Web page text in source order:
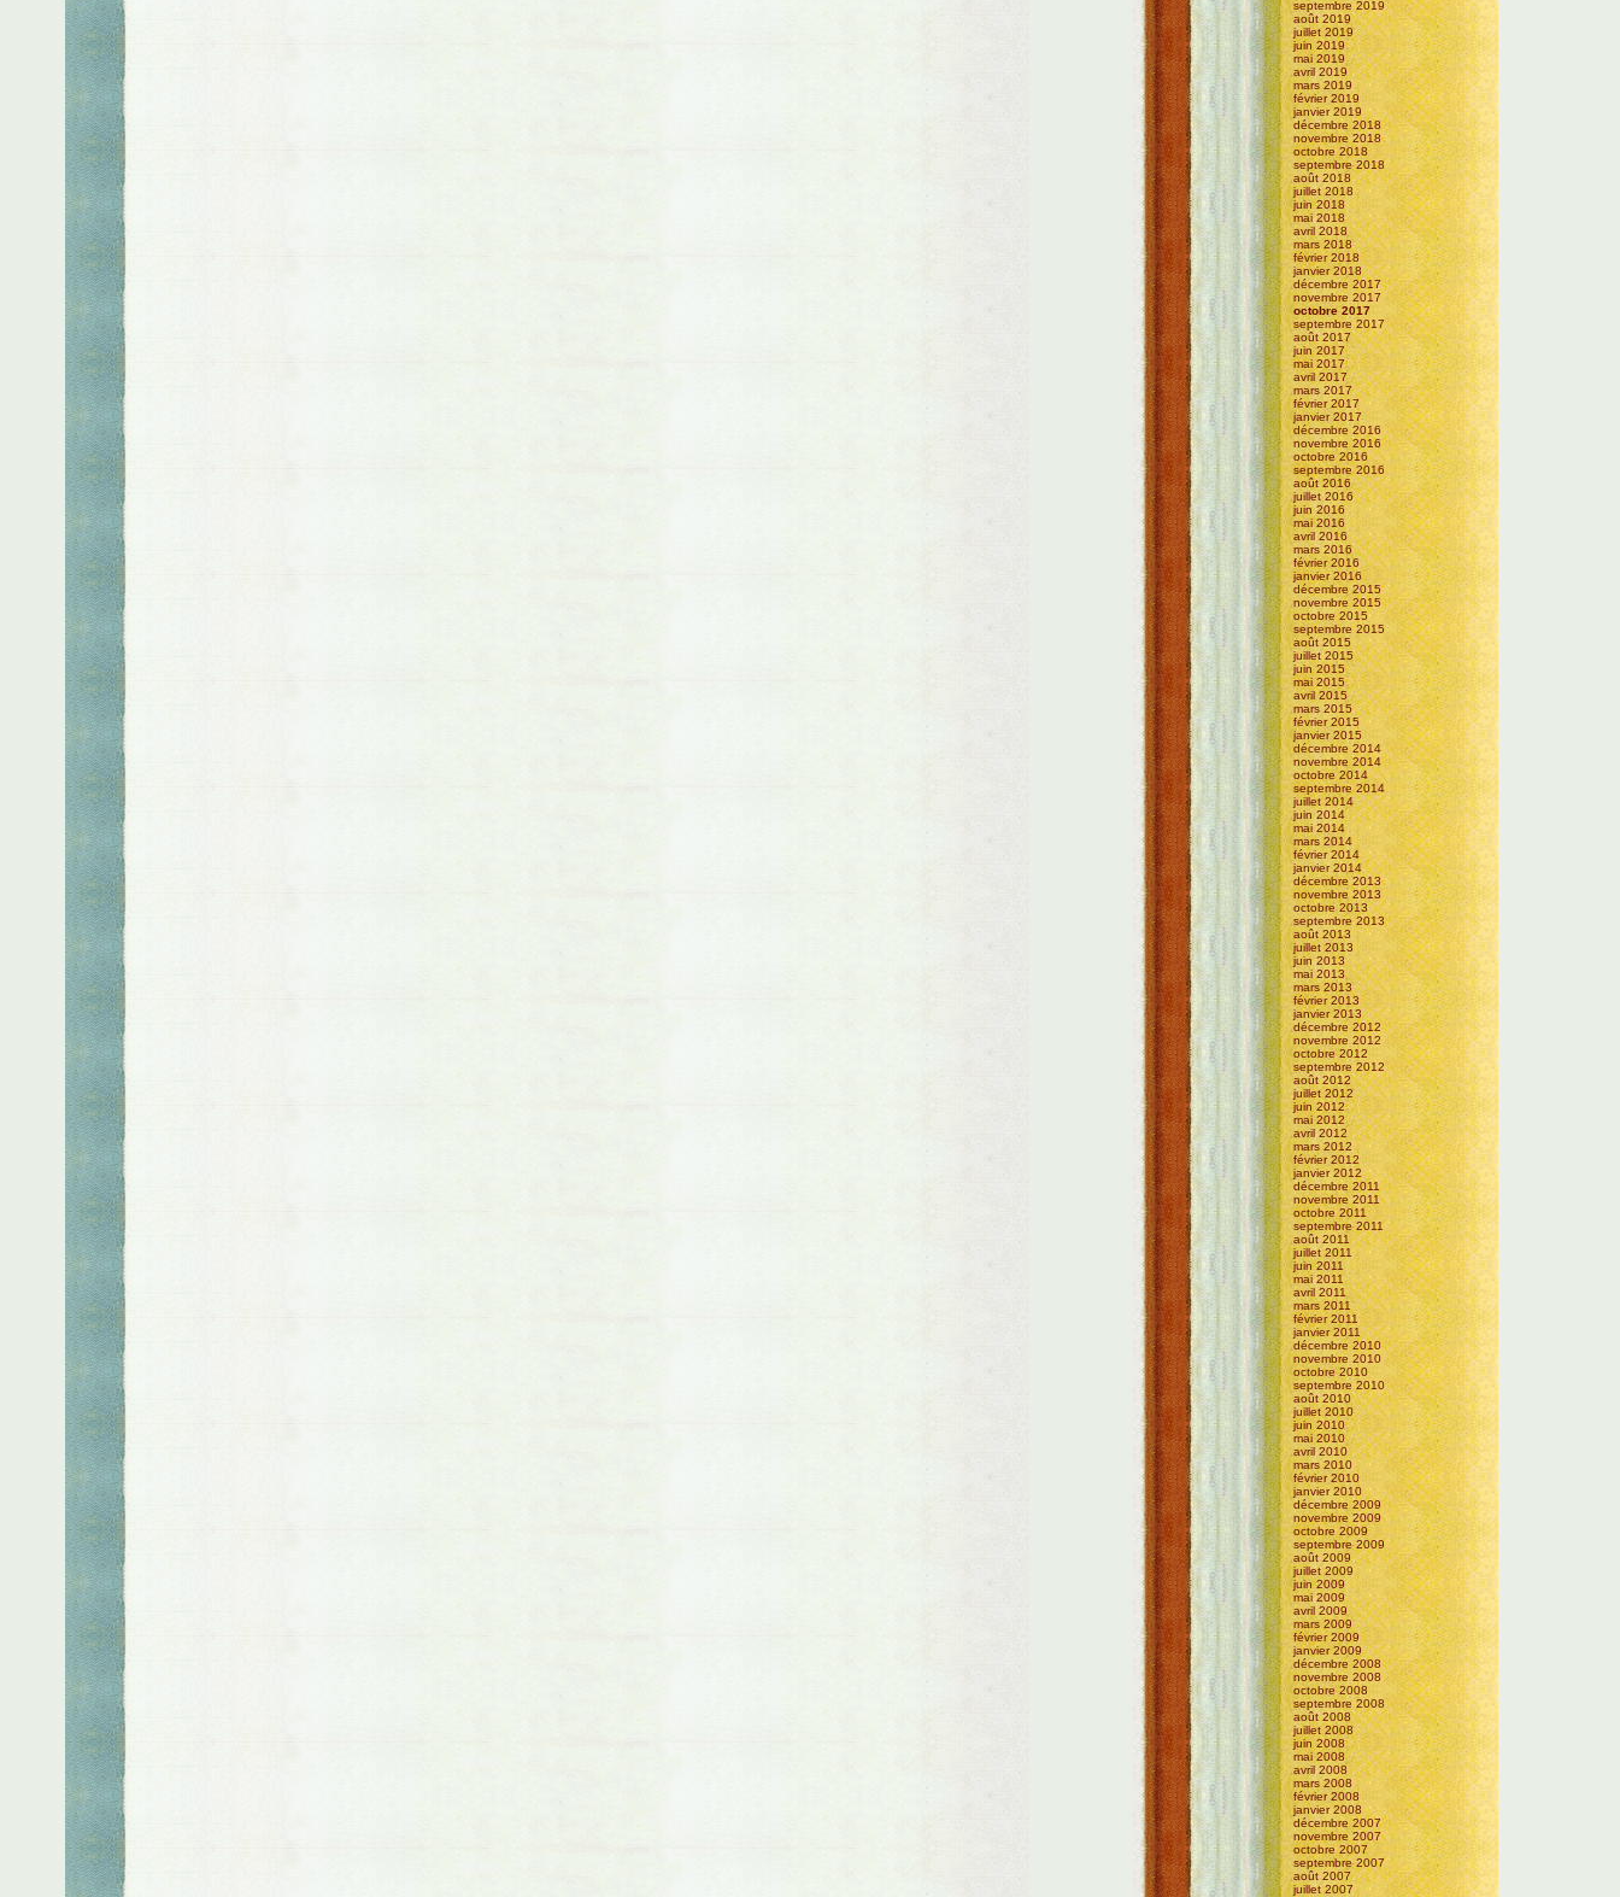
septembre 2019
août 2019
juillet 2019
juin 2019
mai 2019
avril 2019
mars 2019
février 2019
janvier 2019
décembre 2018
novembre 2018
octobre 2018
septembre 2018
août 2018
juillet 2018
juin 2018
mai 2018
avril 2018
mars 2018
février 2018
janvier 2018
décembre 2017
novembre 2017
octobre 2017
septembre 2017
août 2017
juin 2017
mai 2017
avril 2017
mars 2017
février 2017
janvier 2017
décembre 2016
novembre 2016
octobre 2016
septembre 2016
août 2016
juillet 2016
juin 2016
mai 2016
avril 2016
mars 2016
février 2016
janvier 2016
décembre 2015
novembre 2015
octobre 2015
septembre 2015
août 2015
juillet 2015
juin 2015
mai 2015
avril 2015
mars 2015
février 2015
janvier 2015
décembre 2014
novembre 2014
octobre 2014
septembre 2014
juillet 2014
juin 2014
mai 2014
mars 2014
février 2014
janvier 2014
décembre 2013
novembre 2013
octobre 2013
septembre 2013
août 2013
juillet 2013
juin 2013
mai 2013
mars 2013
février 2013
janvier 2013
décembre 2012
novembre 2012
octobre 2012
septembre 2012
août 2012
juillet 2012
juin 2012
mai 2012
avril 2012
mars 2012
février 2012
janvier 2012
décembre 2011
novembre 2011
octobre 2011
septembre 2011
août 2011
juillet 2011
juin 2011
mai 2011
avril 2011
mars 2011
février 2011
janvier 2011
décembre 2010
novembre 2010
octobre 2010
septembre 2010
août 2010
juillet 2010
juin 2010
mai 2010
avril 2010
mars 2010
février 2010
janvier 2010
décembre 2009
novembre 2009
octobre 2009
septembre 2009
août 2009
juillet 2009
juin 2009
mai 2009
avril 2009
mars 2009
février 2009
janvier 2009
décembre 2008
novembre 2008
octobre 2008
septembre 2008
août 2008
juillet 2008
juin 2008
mai 2008
avril 2008
mars 2008
février 2008
janvier 2008
décembre 2007
novembre 2007
octobre 2007
septembre 2007
août 2007
juillet 2007